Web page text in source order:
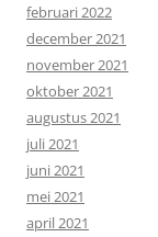
februari 2022
december 2021
november 2021
oktober 2021
augustus 2021
juli 2021
juni 2021
mei 2021
april 2021